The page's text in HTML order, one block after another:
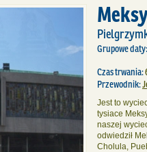
Grupowe daty:
Czas trwania:
Przewodnik:
Jest to
tysiace
naszej
odwiedził
Cholula,